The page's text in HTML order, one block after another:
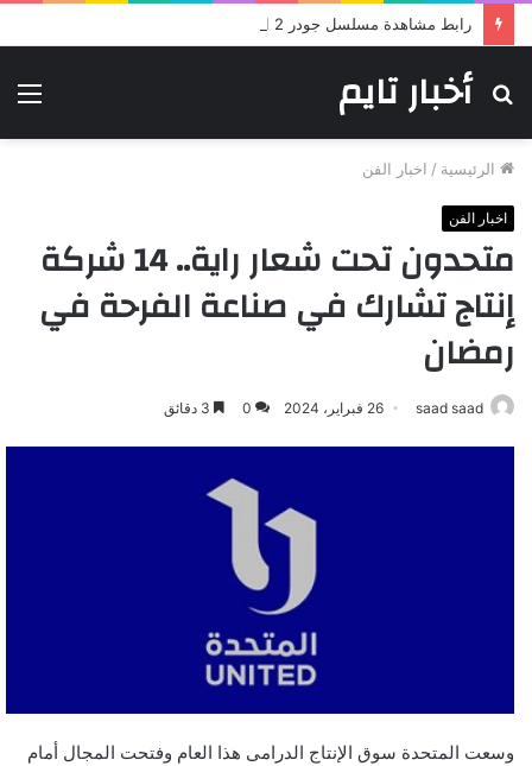
رابط مشاهدة مسلسل جودر 2 الحلقة الثانية.. ومواعيد العرض
أخبار تايم
بحث
الرئيسية / اخبار الفن
اخبار الفن
متحدون تحت شعار راية.. 14 شركة
إنتاج تشارك في صناعة الفرحة في
رمضان
saad saad 26 فبراير، 2024 0
وسعت المتحدة سوق الإنتاج الدرامى هذا العام وفتحت المجال أمام